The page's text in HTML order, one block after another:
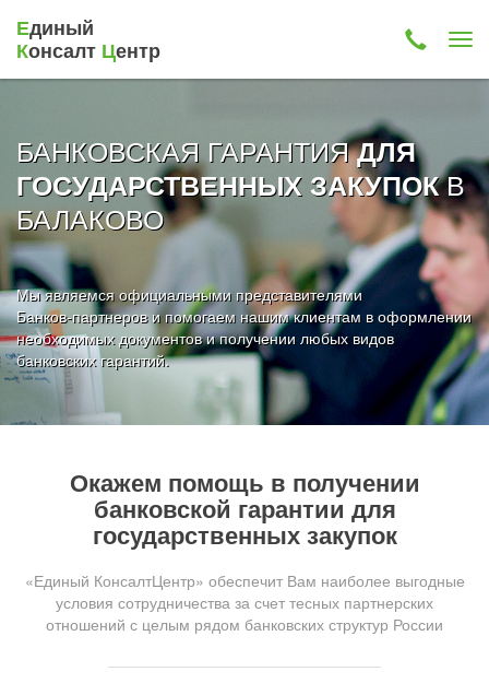
Единый
Консалт Центр
БАНКОВСКАЯ ГАРАНТИЯДЛЯ
ГОСУДАРСТВЕННЫХ ЗАКУПОКВ
БАЛАКОВО
Мы являемся официальными представителями
Банков-партнеров и помогаем нашим клиентам в оформлении
необходимых документов и получении любых видов
банковских гарантий.
Окажем помощь в получении
банковской гарантии для
государственных закупок
«Единый КонсалтЦентр» обеспечит Вам наиболее выгодные
условия сотрудничества за счет тесных партнерских
отношений с целым рядом банковских структур России